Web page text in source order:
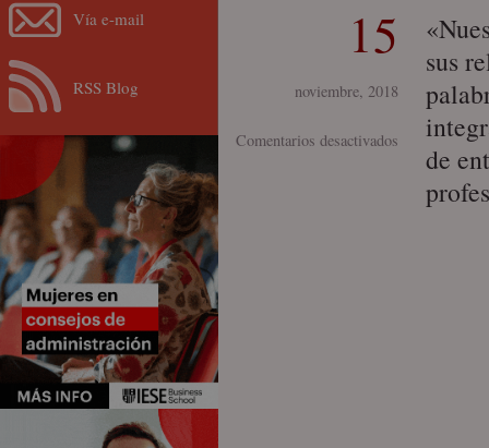
15
noviembre, 2018
Comentarios desactivados
Human
results
sus
de
Vía e-mail
RSS Blog